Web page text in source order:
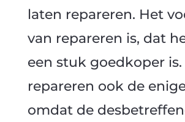
laten repareren. Het
van repareren is, dat
een stuk goedkoper is.
repareren ook de
omdat de